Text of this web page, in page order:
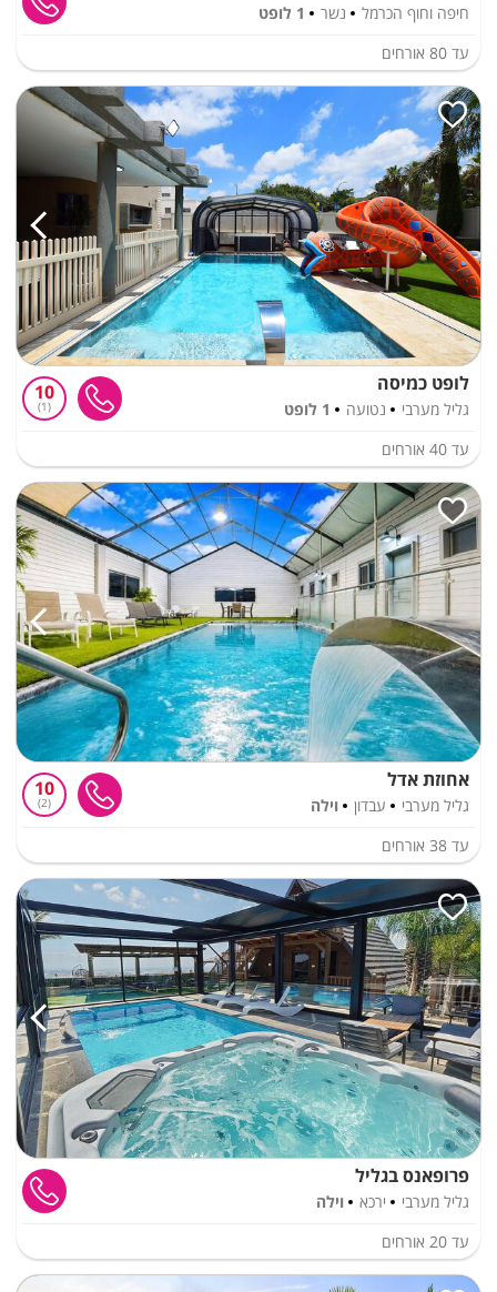
חיפה וחוף הכרמל נשר
1 לופט
עד 80 אורחים
לופט כמיסה
גליל מערבי נטועה 1 לופט
10
1
עד 40 אורחים
אחוזת אדל
גליל מערבי עבדון וילה
10
2
עד 38 אורחים
פרופאנס בגליל
גליל מערבי ירכא
וילה
עד 20 אורחים